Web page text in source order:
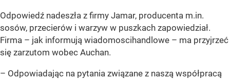
Odpowiedź nadeszła z firmy Jamar, producenta m.in.
sosów, przecierów i warzyw w puszkach zapowiedział.
Firma – jak informują wiadomoscihandlowe – ma przyjrzeć
się zarzutom wobec Auchan.
– Odpowiadając na pytania związane z naszą współpracą